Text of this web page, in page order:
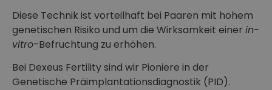
Diese Technik ist vorteilhaft bei Paaren mit hohem
genetischen Risiko und um die Wirksamkeit einer in-
vitro-Befruchtung zu erhöhen.
Bei Dexeus Fertility sind wir Pioniere in der
Genetische Präimplantationsdiagnostik (PID).